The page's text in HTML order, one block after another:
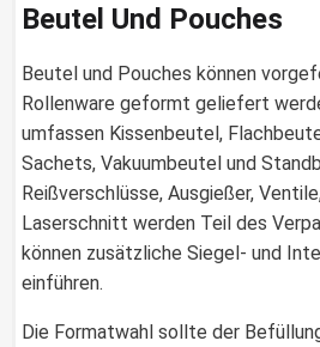
Beutel Und Pouches
Beutel und Pouches können
Rollenware geformt geliefert
umfassen Kissenbeutel,
Sachets, Vakuumbeutel und
Reißverschlüsse, Ausgießer,
Laserschnitt werden Teil des
können zusätzliche Siegel- und
einführen.
Die Formatwahl sollte der